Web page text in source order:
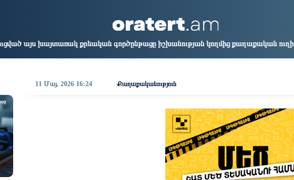
Los Angeles
16:53
Beijing
07:53
քրեական գործընթացը իշխանության կողմից քաղաքական ուղիղ
11 Մայ, 2026 16:24 Քաղաքականություն